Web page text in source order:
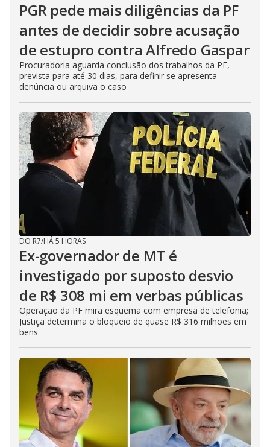
PGR pede mais diligências da PF
antes de decidir sobre acusação
de estupro contra Alfredo Gaspar
Procuradoria aguarda conclusão dos trabalhos da PF,
prevista para até 30 dias, para definir se apresenta
denúncia ou arquiva o caso
DO R7/HÁ 5 HORAS
Ex-governador de MT é
investigado por suposto desvio
de R$ 308 mi em verbas públicas
Operação da PF mira esquema com empresa de telefonia;
Justiça determina o bloqueio de quase R$ 316 milhões em
bens